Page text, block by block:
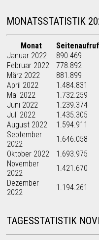
MONATSSTATISTIK
Monat
Januar 2022
890.469
Februar 2022
778.892
März 2022
881.899
April 2022
1.484.831
Mai 2022
1.732.259
Juni 2022
1.239.374
Juli 2022
1.435.305
August 2022
1.594.911
September
2022
1.646.058
Oktober 2022
1.693.975
November
2022
1.421.670
Dezember
2022
1.194.261
TAGESSTATISTIK